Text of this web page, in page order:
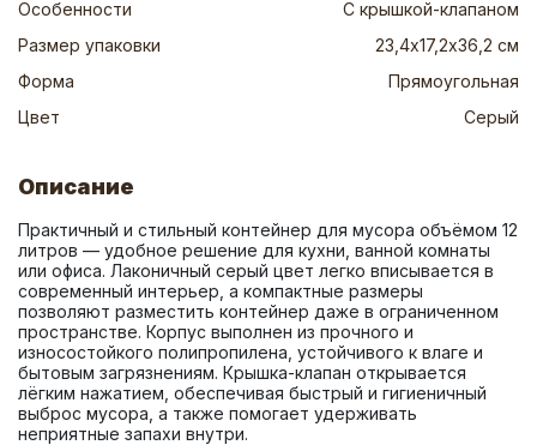
Особенности
С крышкой-клапаном
Размер упаковки
23,4х17,2х36,2 см
Форма
Прямоугольная
Цвет
Серый
Описание
Практичный и стильный контейнер для мусора объёмом 12
литров — удобное решение для кухни, ванной комнаты
или офиса. Лаконичный серый цвет легко вписывается в
современный интерьер, а компактные размеры
позволяют разместить контейнер даже в ограниченном
пространстве. Корпус выполнен из прочного и
износостойкого полипропилена, устойчивого к влаге и
бытовым загрязнениям. Крышка-клапан открывается
лёгким нажатием, обеспечивая быстрый и гигиеничный
выброс мусора, а также помогает удерживать
неприятные запахи внутри.